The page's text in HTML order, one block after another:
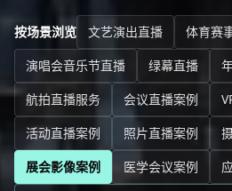
按场景浏览 文艺演出直播 体育赛
演唱会音乐节直播
绿幕直播
航拍直播服务
会议直播案例
活动直播案例
照片直播案例
展会影像案例
医学会议案例